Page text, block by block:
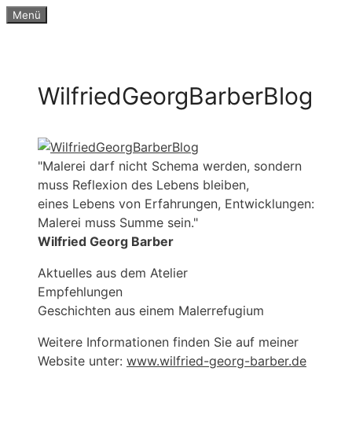
Zum
Menü
WilfriedGeorgBarberBlog
"Malerei darf nicht Schema werden, sondern
muss Reflexion des Lebens bleiben,
eines Lebens von Erfahrungen, Entwicklungen:
Malerei muss Summe sein."
Wilfried Georg Barber
Aktuelles aus dem Atelier
Empfehlungen
Geschichten aus einem Malerrefugium
Weitere Informationen finden Sie auf meiner
Website unter: www.wilfried-georg-barber.de